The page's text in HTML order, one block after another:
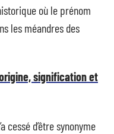
où le prénom
les méandres des
signification et
cessé d’être synonyme